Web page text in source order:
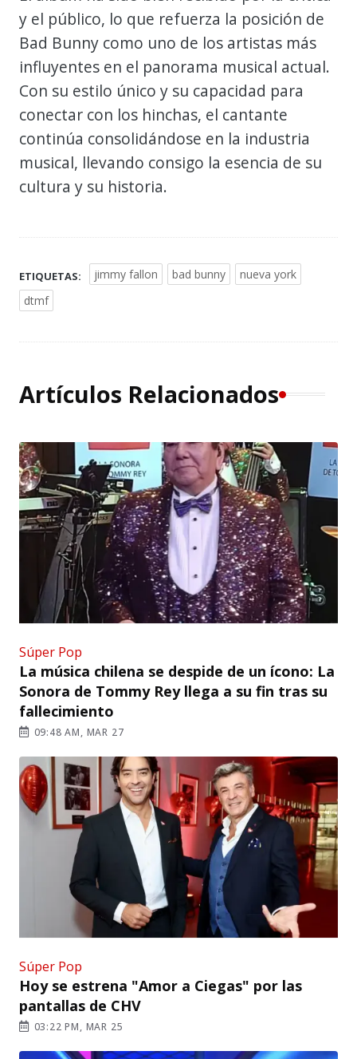
y el público, lo que refuerza la posición de
Bad Bunny como uno de los artistas más
influyentes en el panorama musical actual.
Con su estilo único y su capacidad para
conectar con los hinchas, el cantante
continúa consolidándose en la industria
musical, llevando consigo la esencia de su
cultura y su historia.
ETIQUETAS: jimmy fallon bad bunny
nueva york
dtmf
Artículos Relacionados
Súper Pop
La música chilena se despide de un ícono: La
Sonora de Tommy Rey llega a su fin tras su
fallecimiento
09:48 AM, MAR 27
Súper Pop
Hoy se estrena "Amor a Ciegas" por las
pantallas de CHV
03:22 PM, MAR 25